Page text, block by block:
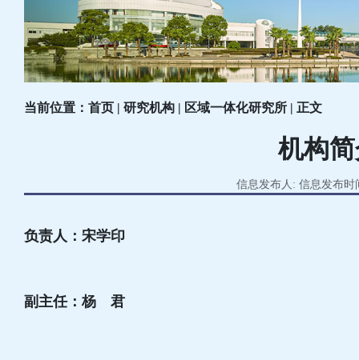
当前位置：首页 | 研究机构 | 区域一体化研究所 | 正文
机构
信息发布人: 信息发布时
负责人：宋学印
副主任：杨 君